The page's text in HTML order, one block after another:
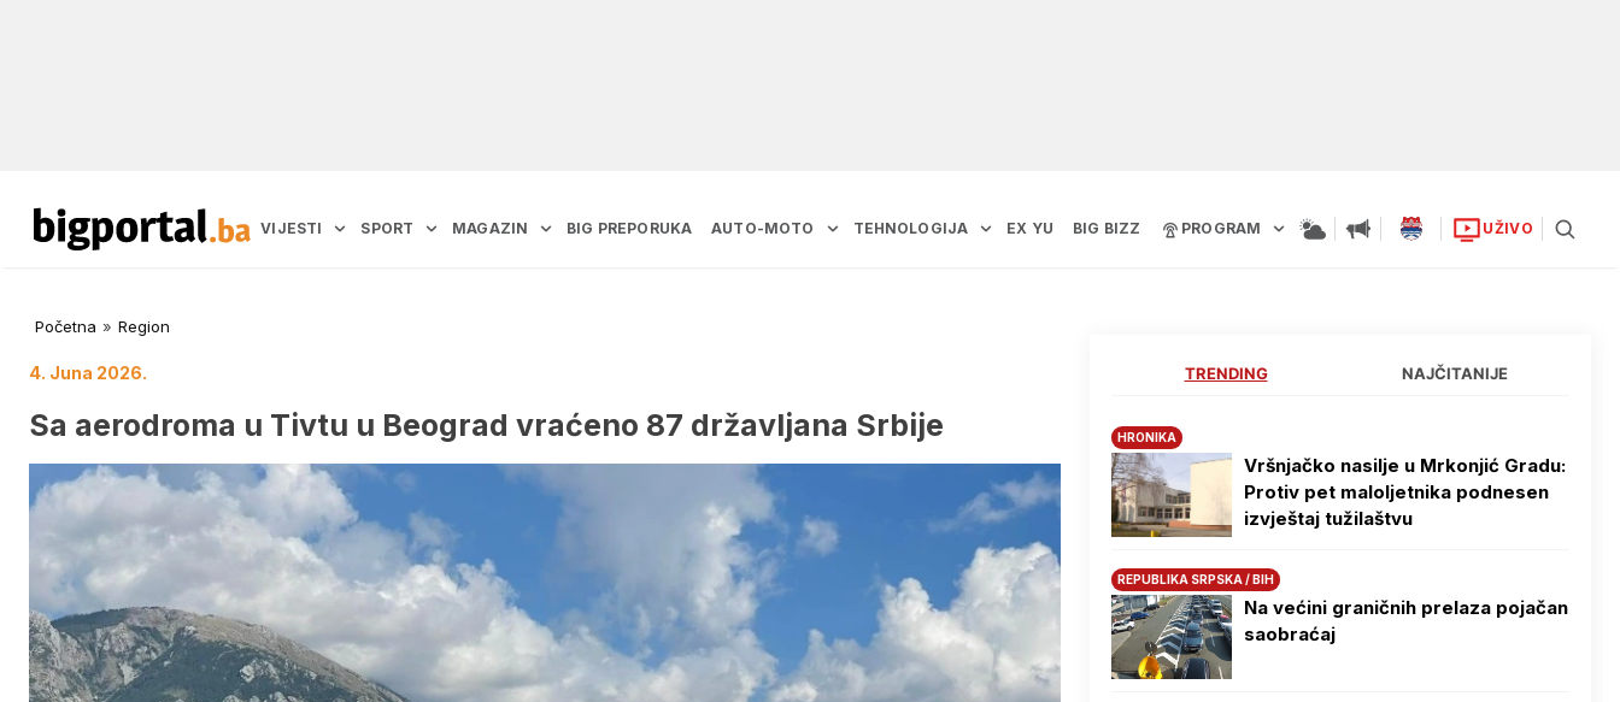
VIJESTI SPORT MAGAZIN BIG PREPORUKA AUTO-MOTO TEHNOLOGIJA EX YU BIG BIZZ PROGRAM UŽIVO
Početna » Region
4. Juna 2026.
Sa aerodroma u Tivtu u Beograd vraćeno 87 državljana Srbije
TRENDING NAJČITANIJE
HRONIKA
Vršnjačko nasilje u Mrkonjić Gradu:
Protiv pet maloljetnika podnesen
izvještaj tužilaštvu
REPUBLIKA SRPSKA / BIH
Na većini graničnih prelaza pojačan
saobraćaj